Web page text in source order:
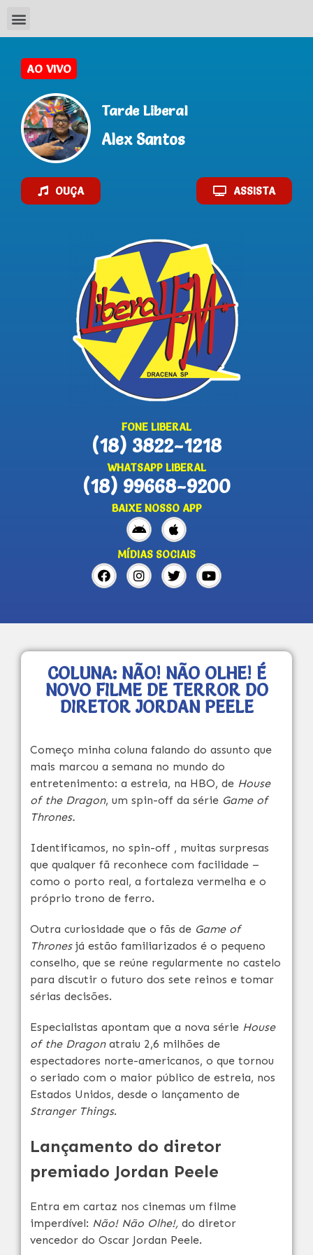
AO VIVO
Tarde Liberal
Alex Santos
OUÇA ASSISTA
FONE LIBERAL
(18) 3822-1218
WHATSAPP LIBERAL
(18) 99668-9200
BAIXE NOSSO APP
MÍDIAS SOCIAIS
COLUNA: NÃO! NÃO OLHE! É
NOVO FILME DE TERROR DO
DIRETOR JORDAN PEELE
Começo minha coluna falando do assunto que
mais marcou a semana no mundo do
entretenimento: a estreia, na HBO, de House
of the Dragon, um spin-off da série Game of
Thrones.
Identificamos, no spin-off , muitas surpresas
que qualquer fã reconhece com facilidade –
como o porto real, a fortaleza vermelha e o
próprio trono de ferro.
Outra curiosidade que o fãs de Game of
Thronesjá estão familiarizados é o pequeno
conselho, que se reúne regularmente no castelo
para discutir o futuro dos sete reinos e tomar
sérias decisões.
Especialistas apontam que a nova série House
of the Dragonatraiu 2,6 milhões de
espectadores norte-americanos, o que tornou
o seriado com o maior público de estreia, nos
Estados Unidos, desde o lançamento de
Stranger Things.
Lançamento do diretor
premiado Jordan Peele
Entra em cartaz nos cinemas um filme
imperdível: Não! Não Olhe!, do diretor
vencedor do Oscar Jordan Peele.